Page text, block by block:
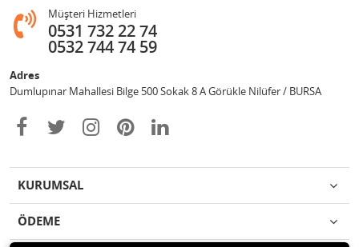
Müşteri Hizmetleri
0531 732 22 74
0532 744 74 59
Adres
Dumlupınar Mahallesi Bilge 500 Sokak 8 A Görükle Nilüfer / BURSA
KURUMSAL
ÖDEME